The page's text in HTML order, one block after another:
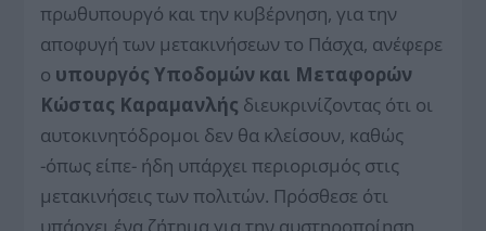
πρωθυπουργό και την κυβέρνηση, για την
αποφυγή των μετακινήσεων το Πάσχα, ανέφερε
ο υπουργός Υποδομών και Μεταφορών
Κώστας Καραμανλής διευκρινίζοντας ότι οι
αυτοκινητόδρομοι δεν θα κλείσουν, καθώς
-όπως είπε- ήδη υπάρχει περιορισμός στις
μετακινήσεις των πολιτών. Πρόσθεσε ότι